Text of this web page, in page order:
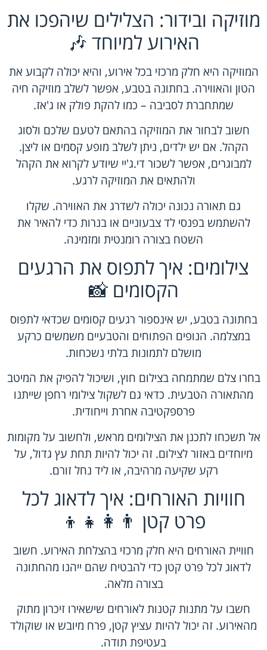
מוזיקה ובידור: הצלילים שיהפכו את
האירוע למיוחד 🎶
המוזיקה היא חלק מרכזי בכל אירוע, והיא יכולה לקבוע את
הטון והאווירה. בחתונה בטבע, אפשר לשלב מוזיקה חיה
שמתחברת לסביבה – כמו להקת פולק או ג'אז.
חשוב לבחור את המוזיקה בהתאם לטעם שלכם ולסוג
הקהל. אם יש ילדים, ניתן לשלב מופע קסמים או ליצן.
למבוגרים, אפשר לשכור די.ג'יי שיודע לקרוא את הקהל
ולהתאים את המוזיקה לרגע.
גם תאורה נכונה יכולה לשדרג את האווירה. שקלו
להשתמש בפנסי לד צבעוניים או בנרות כדי להאיר את
השטח בצורה רומנטית ומזמינה.
צילומים: איך לתפוס את הרגעים
הקסומים 📸
בחתונה בטבע, יש אינספור רגעים קסומים שכדאי לתפוס
במצלמה. הנופים הפתוחים והטבעיים משמשים כרקע
מושלם לתמונות בלתי נשכחות.
בחרו צלם שמתמחה בצילום חוץ, ושיכול להפיק את המיטב
מהתאורה הטבעית. כדאי גם לשקול צילומי רחפן שייתנו
פרספקטיבה אחרת וייחודית.
אל תשכחו לתכנן את הצילומים מראש, ולחשוב על מקומות
מיוחדים באזור לצילום. זה יכול להיות תחת עץ גדול, על
רקע שקיעה מרהיבה, או ליד נחל זורם.
חוויות האורחים: איך לדאוג לכל
פרט קטן 👨‍👩‍👧‍👦
חוויית האורחים היא חלק מרכזי בהצלחת האירוע. חשוב
לדאוג לכל פרט קטן כדי להבטיח שהם ייהנו מהחתונה
בצורה מלאה.
חשבו על מתנות קטנות לאורחים שישאירו זיכרון מתוק
מהאירוע. זה יכול להיות עציץ קטן, פרח מיובש או שוקולד
בעטיפת תודה.